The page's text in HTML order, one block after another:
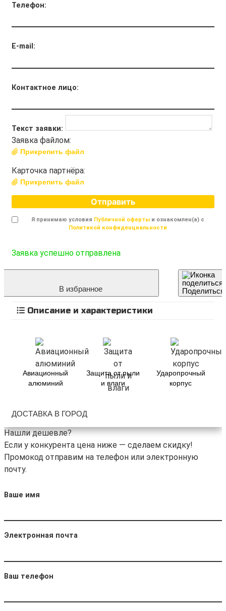
Телефон:
E-mail:
Контактное лицо:
Текст заявки:
Заявка файлом:
Прикрепить файл
Карточка партнёра:
Прикрепить файл
Отправить
Я принимаю условия Публичной офертыи ознакомлен(а) с
Политикой конфиденциальности
Заявка успешно отправлена
В избранное Поделиться
Описание и характеристики
Авиационный
алюминий
Защита от пыли
и влаги
Ударопрочный
корпус
ДОСТАВКА В ГОРОД
Нашли дешевле?
Если у конкурента цена ниже — сделаем скидку!
Промокод отправим на телефон или электронную
почту.
Ваше имя
Электронная почта
Ваш телефон